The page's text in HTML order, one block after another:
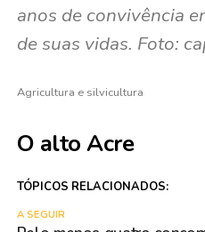
anos de convivência
de suas vidas. Foto:
Agricultura e silvicultura
O alto Acre
TÓPICOS RELACIONADOS:
A SEGUIR